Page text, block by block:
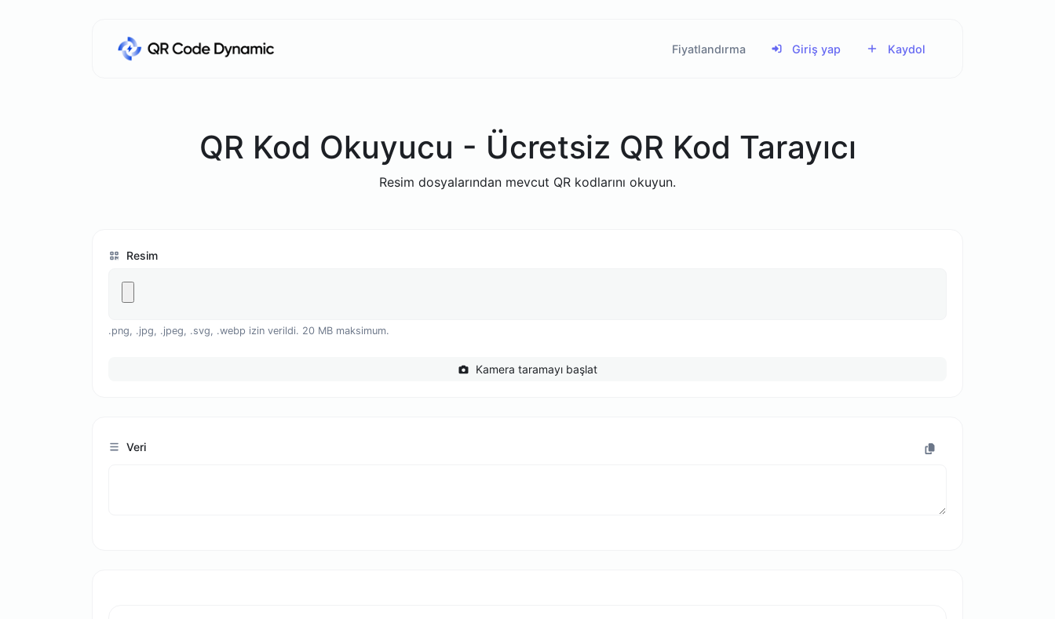
Fiyatlandırma Giriş yap Kaydol
QR Kod Okuyucu - Ücretsiz QR Kod Tarayıcı
Resim dosyalarından mevcut QR kodlarını okuyun.
Resim
.png, .jpg, .jpeg, .svg, .webp izin verildi. 20 MB maksimum.
Kamera taramayı başlat
Veri